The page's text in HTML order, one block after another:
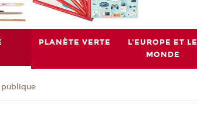
PLANÈTE VERTE
L'EUROPE ET LE
MONDE
publique